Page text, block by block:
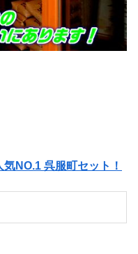
NO.1 呉服町セット！